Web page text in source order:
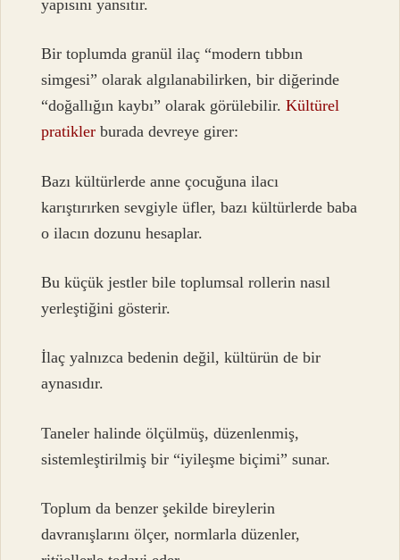
yapısını yansıtır.
Bir toplumda granül ilaç “modern tıbbın
simgesi” olarak algılanabilirken, bir diğerinde
“doğallığın kaybı” olarak görülebilir.Kültürel
pratikler burada devreye girer:
Bazı kültürlerde anne çocuğuna ilacı
karıştırırken sevgiyle üfler, bazı kültürlerde baba
o ilacın dozunu hesaplar.
Bu küçük jestler bile toplumsal rollerin nasıl
yerleştiğini gösterir.
İlaç yalnızca bedenin değil, kültürün de bir
aynasıdır.
Taneler halinde ölçülmüş, düzenlenmiş,
sistemleştirilmiş bir “iyileşme biçimi” sunar.
Toplum da benzer şekilde bireylerin
davranışlarını ölçer, normlarla düzenler,